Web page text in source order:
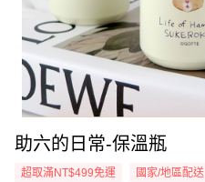
助六的日常-保溫瓶
超取滿NT$499免運 國家/地區配送